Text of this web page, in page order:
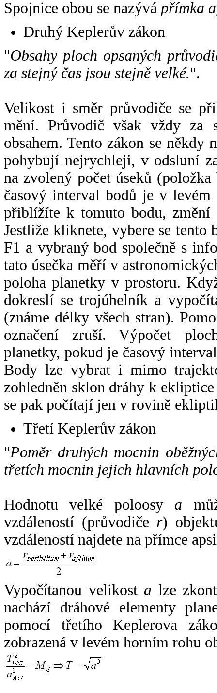
Spojnice obou se nazývá přímka
Druhý Keplerův zákon
"Obsahy ploch opsaných
za stejný čas jsou stejně velké.".
Velikost i směr průvodiče se
mění. Průvodič však vždy za
obsahem. Tento zákon se někdy
pohybují nejrychleji, v odsluní
na zvolený počet úseků
časový interval bodů je v
přiblížíte k tomuto bodu,
Jestliže kliknete, vybere se tento
F1 a vybraný bod společně s
tato úsečka měří v
poloha planetky v prostoru.
dokreslí se trojúhelník a
(známe délky všech stran).
označení zruší. Výpočet
planetky, pokud je časový
Body lze vybrat i mimo
zohledněn sklon dráhy k
se pak počítají jen v rovině
Třetí Keplerův zákon
"Poměr druhých mocnin
třetích mocnin jejich hlavních
Hodnotu velké poloosy a
vzdáleností (průvodiče r)
vzdáleností najdete na přímce
Vypočítanou velikost a lze
nachází dráhové elementy
pomocí třetího Keplerova
zobrazená v levém horním rohu